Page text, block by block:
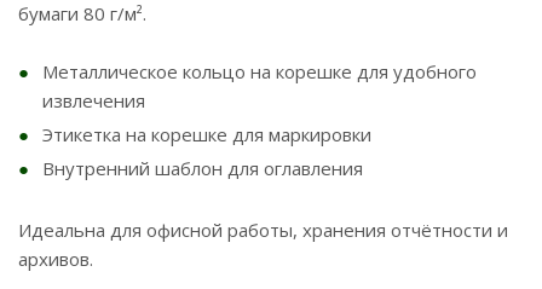
бумаги 80 г/м².
Металлическое кольцо на корешке для удобного
извлечения
Этикетка на корешке для маркировки
Внутренний шаблон для оглавления
Идеальна для офисной работы, хранения отчётности и
архивов.